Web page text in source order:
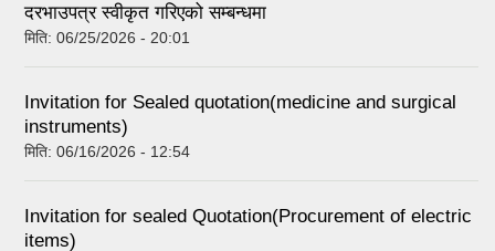
दरभाउपत्र स्वीकृत गरिएको सम्बन्धमा
मिति: 06/25/2026 - 20:01
Invitation for Sealed quotation(medicine and surgical
instruments)
मिति: 06/16/2026 - 12:54
Invitation for sealed Quotation(Procurement of electric
items)